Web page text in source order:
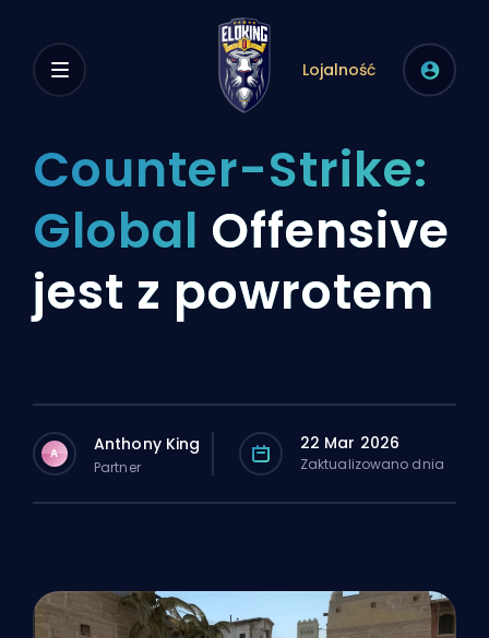
Lojalność
Counter-Strike:
Global Offensive
jest z powrotem
A Anthony King
Partner
22 Mar 2026
Zaktualizowano dnia